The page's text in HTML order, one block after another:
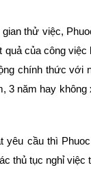
thử việc,
của công
chính thức với
3 năm hay
yêu cầu thì
thủ tục nghỉ việc